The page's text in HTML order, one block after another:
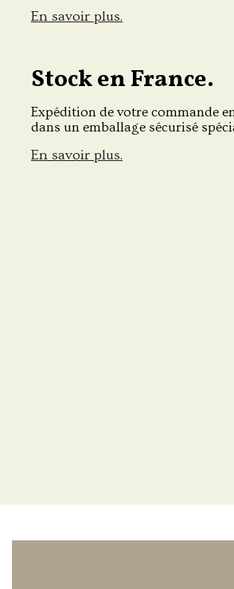
En savoir plus.
Stock en France.
Expédition de votre commande
dans un emballage sécurisé
En savoir plus.